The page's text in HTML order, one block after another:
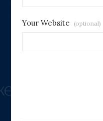
Your Website (optional)